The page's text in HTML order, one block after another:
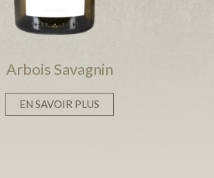
Arbois Savagnin
EN SAVOIR PLUS